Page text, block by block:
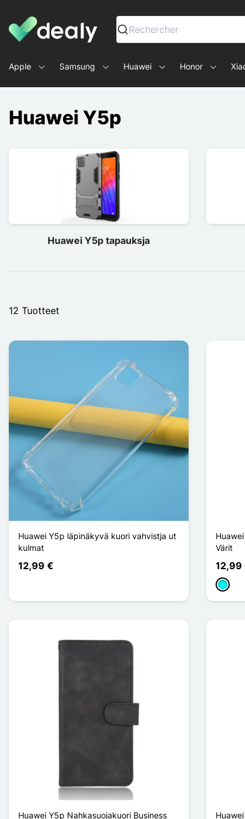
Dealy - Kotelot ja tarvikkeet älypuhelimille ja
Rechercher
Apple Samsung Huawei Honor
Huawei Y5p
Huawei Y5p tapauksja
12 Tuotteet
Huawei Y5p läpinäkyvä kuori vahvistja ut
kulmat
12,99 €
Värit
12,99
Cyan
Huawei Y5p Nahkasuojakuori Business